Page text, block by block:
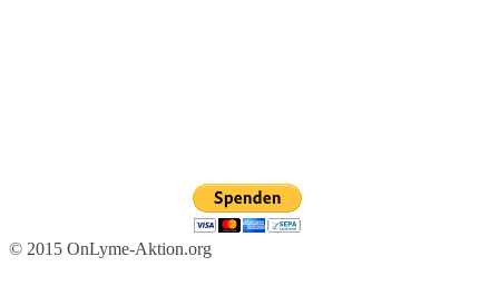
© 2015 OnLyme-Aktion.org